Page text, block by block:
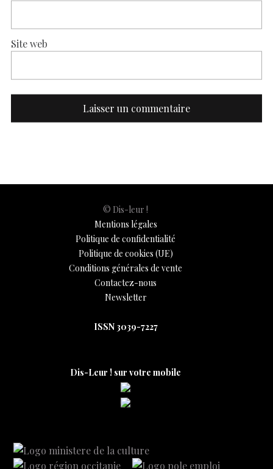
Site web
© Dis-leur !
Mentions légales
Politique de confidentialité
Politique de cookies (UE)
Conditions générales de vente
Contactez-nous
Newsletter
ISSN 3039-7227
Dis-Leur ! sur votre mobile